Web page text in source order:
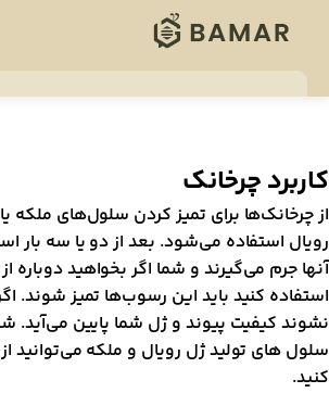
چرخانک
چرخانک‌ها برای تمیز کردن سلول‌های ملکه
استفاده می‌شود. بعد از دو یا سه بار
جرم می‌گیرند و شما اگر بخواهید دوباره
کنید باید این رسوب‌ها تمیز شوند.
کیفیت پیوند و ژل شما پایین می‌آید.
های تولید ژل رویال و ملکه می‌توانید